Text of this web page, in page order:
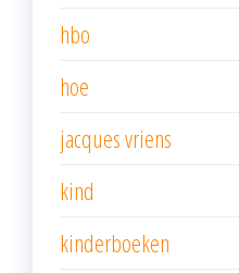
hbo
hoe
jacques vriens
kind
kinderboeken